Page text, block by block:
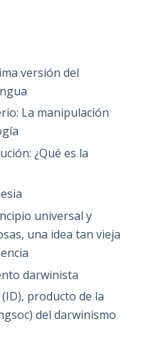
versión del
La manipulación
¿Qué es la
universal y
una idea tan vieja
darwinista
producto de la
del darwinismo